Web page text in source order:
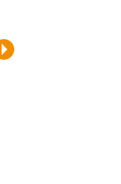
managerSeminare Verlags GmbH